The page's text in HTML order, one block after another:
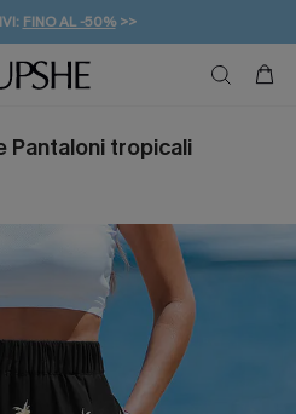
FINO AL -50%>>
GRATUITA DA 49€
20% DI SCONTO*
Pantaloni tropicali